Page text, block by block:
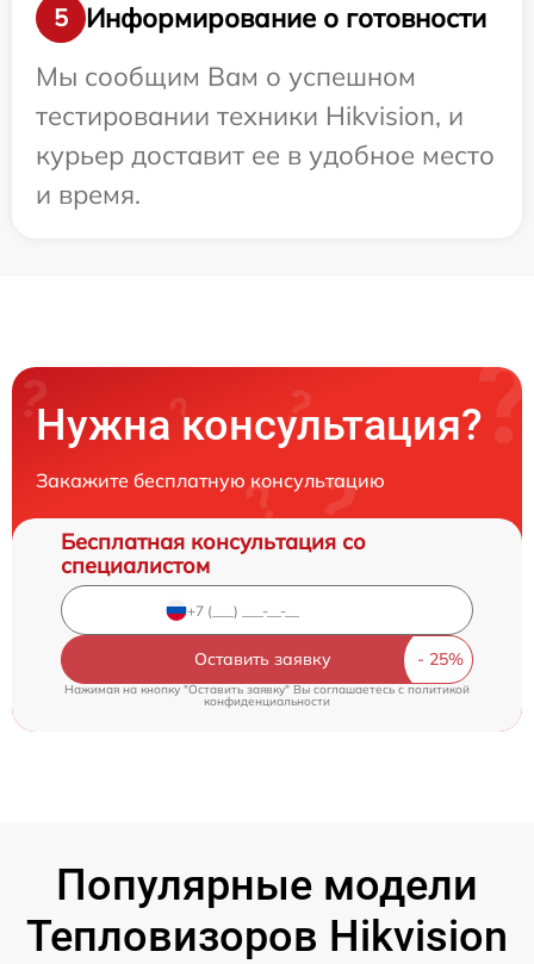
5
Информирование о готовности
Мы сообщим Вам о успешном
тестировании техники Hikvision, и
курьер доставит ее в удобное место
и время.
Нужна консультация?
Закажите бесплатную консультацию
Бесплатная консультация со
специалистом
Оставить заявку
Нажимая на кнопку "Оставить заявку" Вы соглашаетесь c политикой
конфиденциальности
Популярные модели
Тепловизоров Hikvision